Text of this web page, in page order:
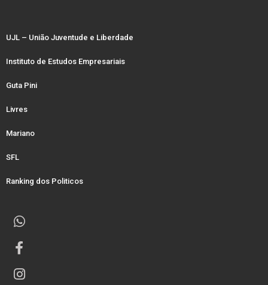
UJL – União Juventude e Liberdade
Instituto de Estudos Empresariais
Guta Pini
Livres
Mariano
SFL
Ranking dos Politicos